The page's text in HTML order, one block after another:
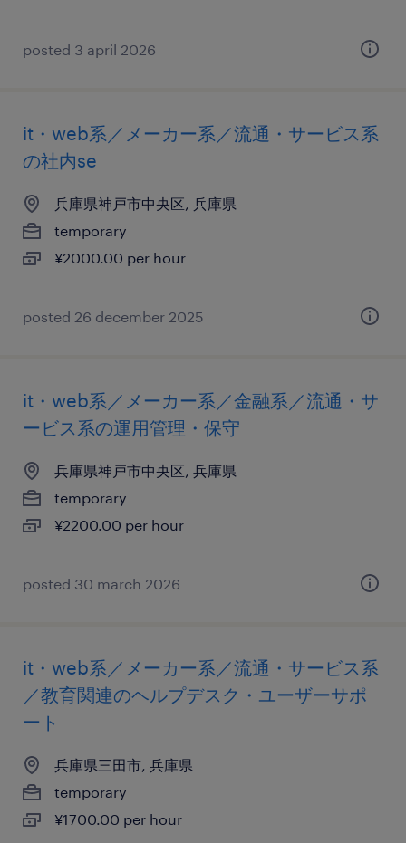
posted 3 april 2026
it・web系／メーカー系／流通・サービス系
の社内se
兵庫県神戸市中央区, 兵庫県
temporary
¥2000.00 per hour
posted 26 december 2025
it・web系／メーカー系／金融系／流通・サ
ービス系の運用管理・保守
兵庫県神戸市中央区, 兵庫県
temporary
¥2200.00 per hour
posted 30 march 2026
it・web系／メーカー系／流通・サービス系
／教育関連のヘルプデスク・ユーザーサポ
ート
兵庫県三田市, 兵庫県
temporary
¥1700.00 per hour